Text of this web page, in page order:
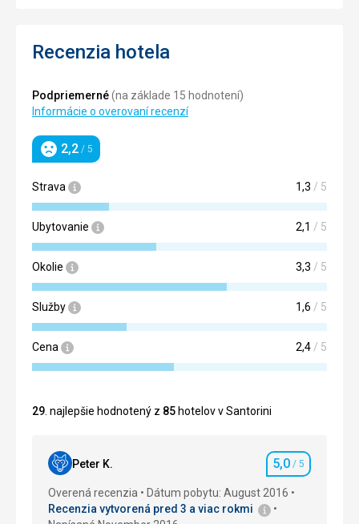
Recenzia hotela
Podpriemerné(na základe 15 hodnotení)
Informácie o overovaní recenzí
Hodnotenie
2,2 / 5
Strava 1,3 / 5
Ubytovanie 2,1 / 5
Okolie 3,3 / 5
Služby 1,6 / 5
Cena 2,4 / 5
29 . najlepšie hodnotený z 85 hotelov v Santorini
Peter K. Hodnotenie
5,0 / 5
Overená recenzia
Dátum pobytu: August 2016
Recenzia vytvorená pred 3 a viac rokmi